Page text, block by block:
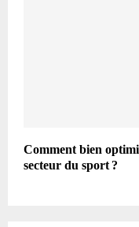
Comment bien
secteur du sport ?